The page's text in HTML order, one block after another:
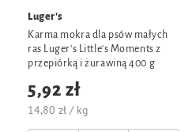
Luger's
Karma mokra dla psów małych
ras Luger's Little's Moments z
przepiórką i żurawiną 400 g
5,92 zł
14,80 zł / kg